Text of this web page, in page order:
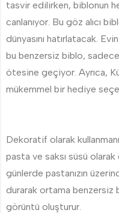
tasvir edilirken, biblonun
canlanıyor. Bu göz alıcı
dünyasını hatırlatacak.
bu benzersiz biblo,
ötesine geçiyor. Ayrıca,
mükemmel bir hediye
Dekoratif olarak
pasta ve saksı süsü
günlerde pastanızın
durarak ortama benzersiz
görüntü oluşturur.